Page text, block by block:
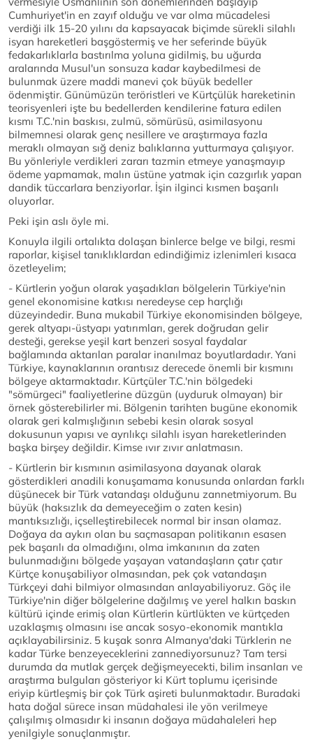
Cumhuriyet'in en zayıf olduğu ve var olma mücadelesi
verdiği ilk 15-20 yılını da kapsayacak biçimde sürekli silahlı
isyan hareketleri başgöstermiş ve her seferinde büyük
fedakarlıklarla bastırılma yoluna gidilmiş, bu uğurda
aralarında Musul'un sonsuza kadar kaybedilmesi de
bulunmak üzere maddi manevi çok büyük bedeller
ödenmiştir. Günümüzün teröristleri ve Kürtçülük hareketinin
teorisyenleri işte bu bedellerden kendilerine fatura edilen
kısmı T.C.'nin baskısı, zulmü, sömürüsü, asimilasyonu
bilmemnesi olarak genç nesillere ve araştırmaya fazla
meraklı olmayan sığ deniz balıklarına yutturmaya çalışıyor.
Bu yönleriyle verdikleri zararı tazmin etmeye yanaşmayıp
ödeme yapmamak, malın üstüne yatmak için cazgırlık yapan
dandik tüccarlara benziyorlar. İşin ilginci kısmen başarılı
oluyorlar.
Peki işin aslı öyle mi.
Konuyla ilgili ortalıkta dolaşan binlerce belge ve bilgi, resmi
raporlar, kişisel tanıklıklardan edindiğimiz izlenimleri kısaca
özetleyelim;
- Kürtlerin yoğun olarak yaşadıkları bölgelerin Türkiye'nin
genel ekonomisine katkısı neredeyse cep harçlığı
düzeyindedir. Buna mukabil Türkiye ekonomisinden bölgeye,
gerek altyapı-üstyapı yatırımları, gerek doğrudan gelir
desteği, gerekse yeşil kart benzeri sosyal faydalar
bağlamında aktarılan paralar inanılmaz boyutlardadır. Yani
Türkiye, kaynaklarının orantısız derecede önemli bir kısmını
bölgeye aktarmaktadır. Kürtçüler T.C.'nin bölgedeki
"sömürgeci" faaliyetlerine düzgün (uyduruk olmayan) bir
örnek gösterebilirler mi. Bölgenin tarihten bugüne ekonomik
olarak geri kalmışlığının sebebi kesin olarak sosyal
dokusunun yapısı ve ayrılıkçı silahlı isyan hareketlerinden
başka birşey değildir. Kimse ıvır zıvır anlatmasın.
- Kürtlerin bir kısmının asimilasyona dayanak olarak
gösterdikleri anadili konuşamama konusunda onlardan farklı
düşünecek bir Türk vatandaşı olduğunu zannetmiyorum. Bu
büyük (haksızlık da demeyeceğim o zaten kesin)
mantıksızlığı, içselleştirebilecek normal bir insan olamaz.
Doğaya da aykırı olan bu saçmasapan politikanın esasen
pek başarılı da olmadığını, olma imkanının da zaten
bulunmadığını bölgede yaşayan vatandaşların çatır çatır
Kürtçe konuşabiliyor olmasından, pek çok vatandaşın
Türkçeyi dahi bilmiyor olmasından anlayabiliyoruz. Göç ile
Türkiye'nin diğer bölgelerine dağılmış ve yerel halkın baskın
kültürü içinde erimiş olan Kürtlerin kürtlükten ve kürtçeden
uzaklaşmış olmasını ise ancak sosyo-ekonomik mantıkla
açıklayabilirsiniz. 5 kuşak sonra Almanya'daki Türklerin ne
kadar Türke benzeyeceklerini zannediyorsunuz? Tam tersi
durumda da mutlak gerçek değişmeyecekti, bilim insanları ve
araştırma bulguları gösteriyor ki Kürt toplumu içerisinde
eriyip kürtleşmiş bir çok Türk aşireti bulunmaktadır. Buradaki
hata doğal sürece insan müdahalesi ile yön verilmeye
çalışılmış olmasıdır ki insanın doğaya müdahaleleri hep
yenilgiyle sonuçlanmıştır.